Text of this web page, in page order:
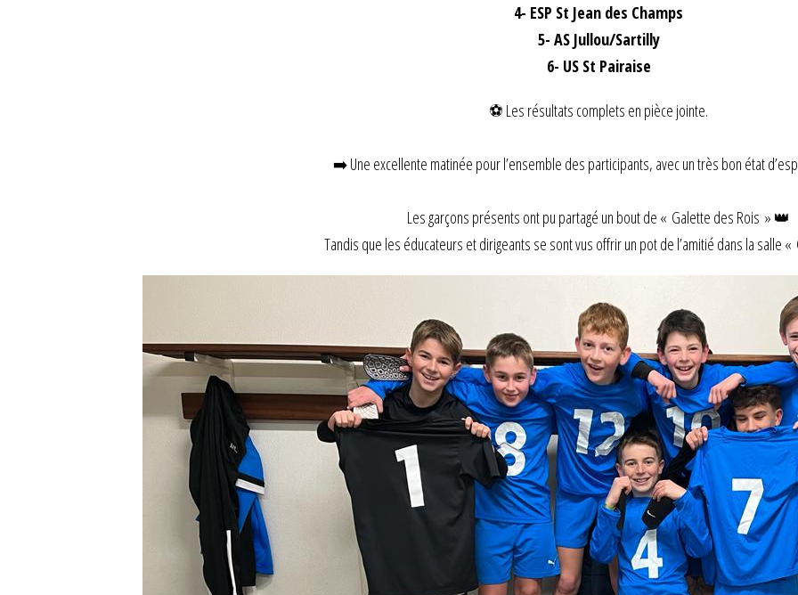
4- ESP St Jean des Champs
5- AS Jullou/Sartilly
6- US St Pairaise
⚽ Les résultats complets en pièce jointe.
➡️ Une excellente matinée pour l’ensemble des participants, avec un très bon état
Les garçons présents ont pu partagé un bout de « Galette des Rois » 👑
Tandis que les éducateurs et dirigeants se sont vus offrir un pot de l’amitié dans la salle